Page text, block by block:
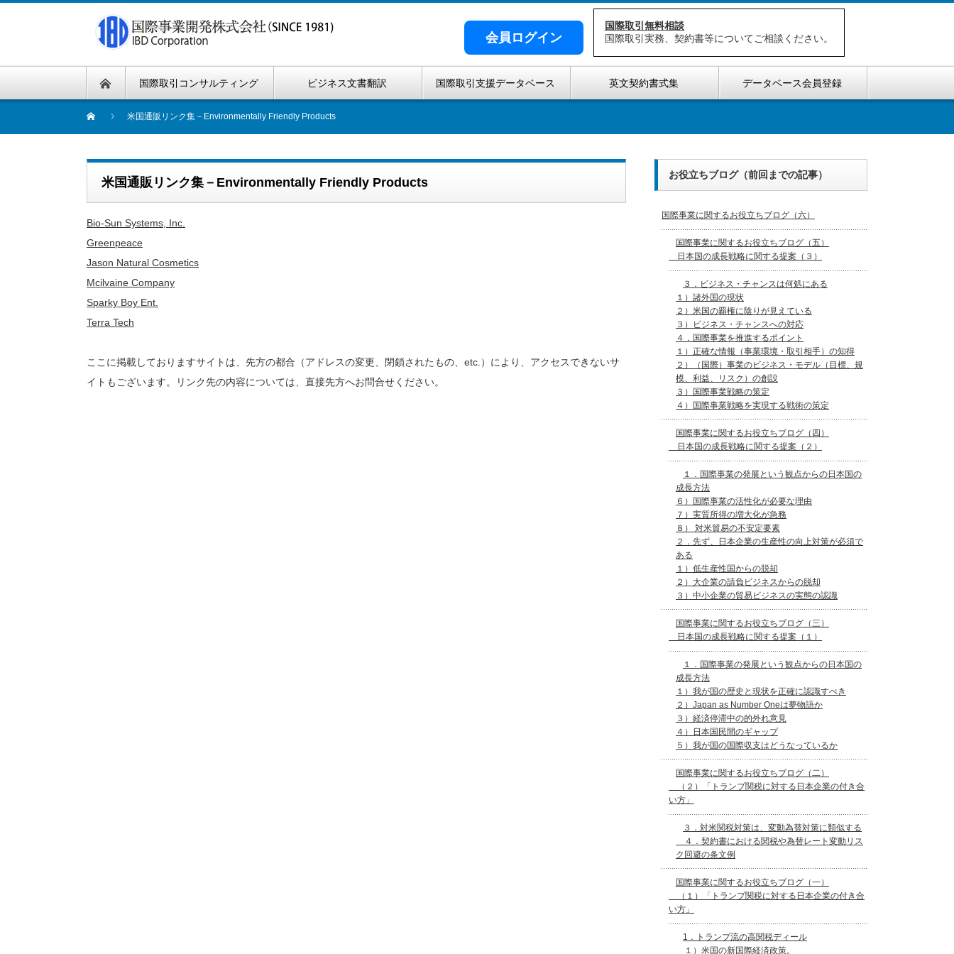
会員ログイン
国際取引無料相談
国際取引実務、契約書等についてご相談ください。
国際取引コンサルティング ビジネス文書翻訳 国際取引支援データベース 英文契約書式集 データベース会員登録
米国通販リンク集－Environmentally Friendly Products
米国通販リンク集－Environmentally Friendly Products
Bio-Sun Systems, Inc.
Greenpeace
Jason Natural Cosmetics
Mcilvaine Company
Sparky Boy Ent.
Terra Tech
ここに掲載しておりますサイトは、先方の都合（アドレスの変更、閉鎖されたもの、etc.）により、アクセスできないサ
イトもございます。リンク先の内容については、直接先方へお問合せください。
お役立ちブログ（前回までの記事）
国際事業に関するお役立ちブログ（六）
国際事業に関するお役立ちブログ（五）
日本国の成長戦略に関する提案（３）
３．ビジネス・チャンスは何処にある
１）諸外国の現状
２）米国の覇権に陰りが見えている
３）ビジネス・チャンスへの対応
４．国際事業を推進するポイント
１）正確な情報（事業環境・取引相手）の知得
２）（国際）事業のビジネス・モデル（目標、規
模、利益、リスク）の創設
３）国際事業戦略の策定
４）国際事業戦略を実現する戦術の策定
国際事業に関するお役立ちブログ（四）
日本国の成長戦略に関する提案（２）
１．国際事業の発展という観点からの日本国の
成長方法
６）国際事業の活性化が必要な理由
７）実質所得の増大化が急務
８） 対米貿易の不安定要素
２．先ず、日本企業の生産性の向上対策が必須で
ある
１）低生産性国からの脱却
２）大企業の請負ビジネスからの脱却
３）中小企業の貿易ビジネスの実態の認識
国際事業に関するお役立ちブログ（三）
日本国の成長戦略に関する提案（１）
１．国際事業の発展という観点からの日本国の
成長方法
１）我が国の歴史と現状を正確に認識すべき
２）Japan as Number Oneは夢物語か
３）経済停滞中の的外れ意見
４）日本国民間のギャップ
５）我が国の国際収支はどうなっているか
国際事業に関するお役立ちブログ（二）
（２）「トランプ関税に対する日本企業の付き合
い方」
３．対米関税対策は、変動為替対策に類似する
４．契約書における関税や為替レート変動リス
ク回避の条文例
国際事業に関するお役立ちブログ（一）
（１）「トランプ関税に対する日本企業の付き合
い方」
1．トランプ流の高関税ディール
１）米国の新国際経済政策。